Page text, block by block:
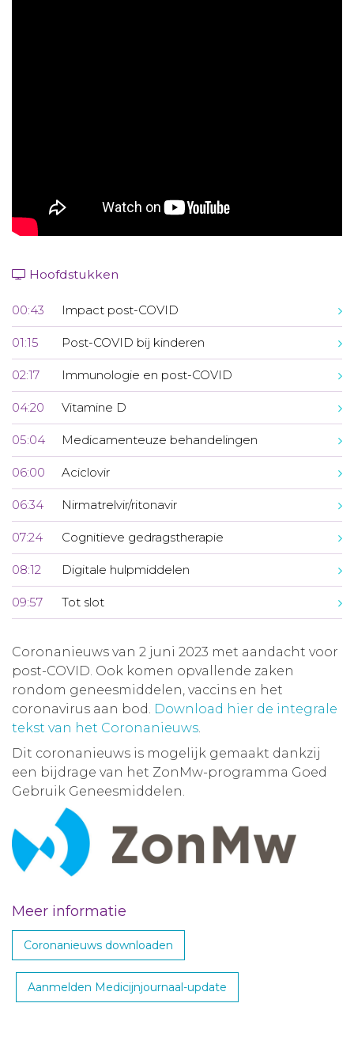
Hoofdstukken
00:43 Impact post-COVID
01:15 Post-COVID bij kinderen
02:17 Immunologie en post-COVID
04:20 Vitamine D
05:04 Medicamenteuze behandelingen
06:00 Aciclovir
06:34 Nirmatrelvir/ritonavir
07:24 Cognitieve gedragstherapie
08:12 Digitale hulpmiddelen
09:57 Tot slot
Coronanieuws van 2 juni 2023 met aandacht voor
post-COVID. Ook komen opvallende zaken
rondom geneesmiddelen, vaccins en het
coronavirus aan bod. Download hier de integrale
tekst van het Coronanieuws.
Dit coronanieuws is mogelijk gemaakt dankzij
een bijdrage van het ZonMw-programma Goed
Gebruik Geneesmiddelen.
Meer informatie
Coronanieuws downloaden
Aanmelden Medicijnjournaal-update